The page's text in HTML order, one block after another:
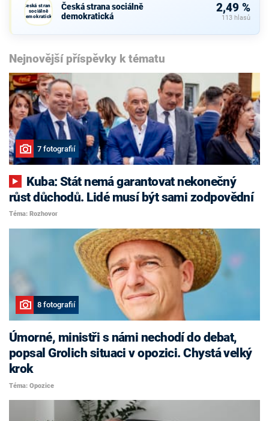
Česká strana
sociálně
demokratická
Česká strana sociálně
demokratická
2,49 %
113 hlasů
Nejnovější příspěvky k tématu
7 fotografií
růst důchodů. Lidé musí být sami zodpovědní
Téma: Rozhovor
8 fotografií
Úmorné, ministři s námi nechodí do debat,
popsal Grolich situaci v opozici. Chystá velký
krok
Téma: Opozice